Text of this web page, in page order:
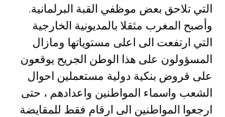
التي تلاحق بعض موظفي القبة البرلمانية.
وأصبح المغرب مثقلا بالمديونية الخارجية
التي ارتفعت الى اعلى مستوياتها ومازال
المسؤولون على هذا الوطن الجريح يوقعون
على قروض بنكية دولية مستعملين احوال
الشعب واسماء المواطنين واعدادهم ، حتى
ارجعوا المواطنين الى ارقام فقط للمقايضة